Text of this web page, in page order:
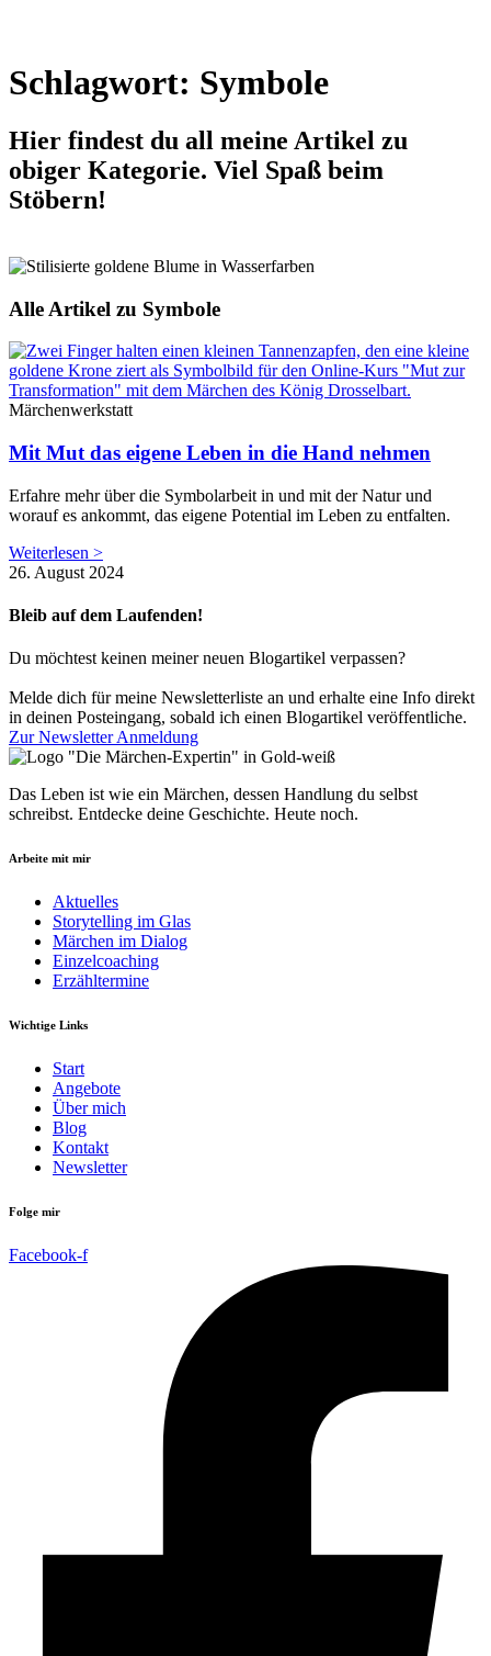
Schlagwort: Symbole
Hier findest du all meine Artikel zu
obiger Kategorie. Viel Spaß beim
Stöbern!
Alle Artikel zu Symbole
Märchenwerkstatt
Mit Mut das eigene Leben in die Hand nehmen
Erfahre mehr über die Symbolarbeit in und mit der Natur und
worauf es ankommt, das eigene Potential im Leben zu entfalten.
Weiterlesen >
26. August 2024
Bleib auf dem Laufenden!
Du möchtest keinen meiner neuen Blogartikel verpassen?
Melde dich für meine Newsletterliste an und erhalte eine Info direkt
in deinen Posteingang, sobald ich einen Blogartikel veröffentliche.
Zur Newsletter Anmeldung
Das Leben ist wie ein Märchen, dessen Hand­lung du selbst
schreibst. Entdecke deine Geschichte. Heute noch.
Arbeite mit mir
Aktuelles
Storytelling im Glas
Märchen im Dialog
Einzelcoaching
Erzähltermine
Wichtige Links
Start
Angebote
Über mich
Blog
Kontakt
Newsletter
Folge mir
Facebook-f